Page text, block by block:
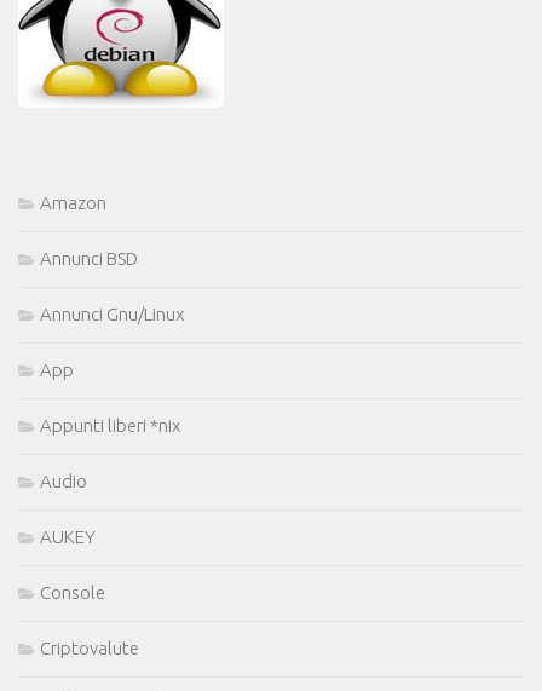
Amazon
Annunci BSD
Annunci Gnu/Linux
App
Appunti liberi *nix
Audio
AUKEY
Console
Criptovalute